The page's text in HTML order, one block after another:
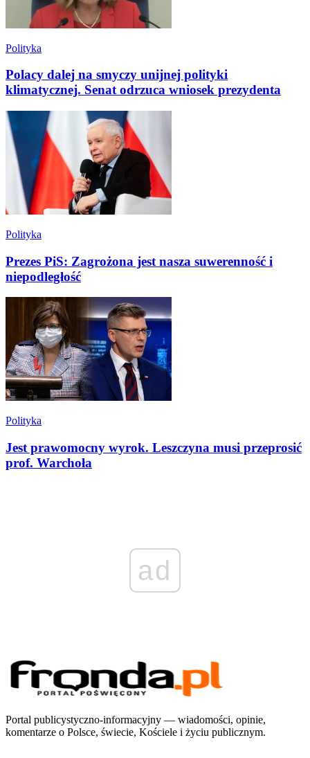
Polityka
Polacy dalej na smyczy unijnej polityki
klimatycznej. Senat odrzuca wniosek prezydenta
Polityka
Prezes PiS: Zagrożona jest nasza suwerenność i
niepodległość
Polityka
Jest prawomocny wyrok. Leszczyna musi przeprosić
prof. Warchoła
ad
Portal publicystyczno-informacyjny — wiadomości, opinie,
komentarze o Polsce, świecie, Kościele i życiu publicznym.